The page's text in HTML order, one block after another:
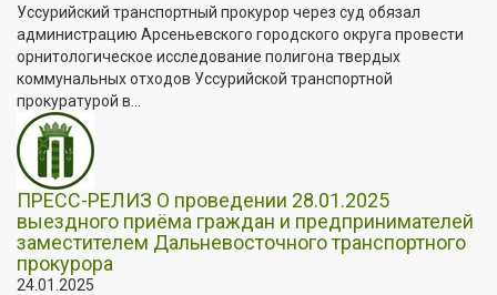
Уссурийский транспортный прокурор через суд обязал
администрацию Арсеньевского городского округа провести
орнитологическое исследование полигона твердых
коммунальных отходов Уссурийской транспортной
прокуратурой в...
ПРЕСС-РЕЛИЗ О проведении 28.01.2025
выездного приёма граждан и предпринимателей
заместителем Дальневосточного транспортного
прокурора
24.01.2025